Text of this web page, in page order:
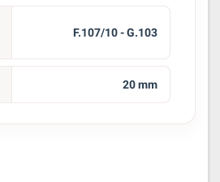
F.107/10 - G.103
20 mm